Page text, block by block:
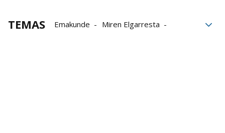
TEMAS Emakunde
Miren Elgarresta